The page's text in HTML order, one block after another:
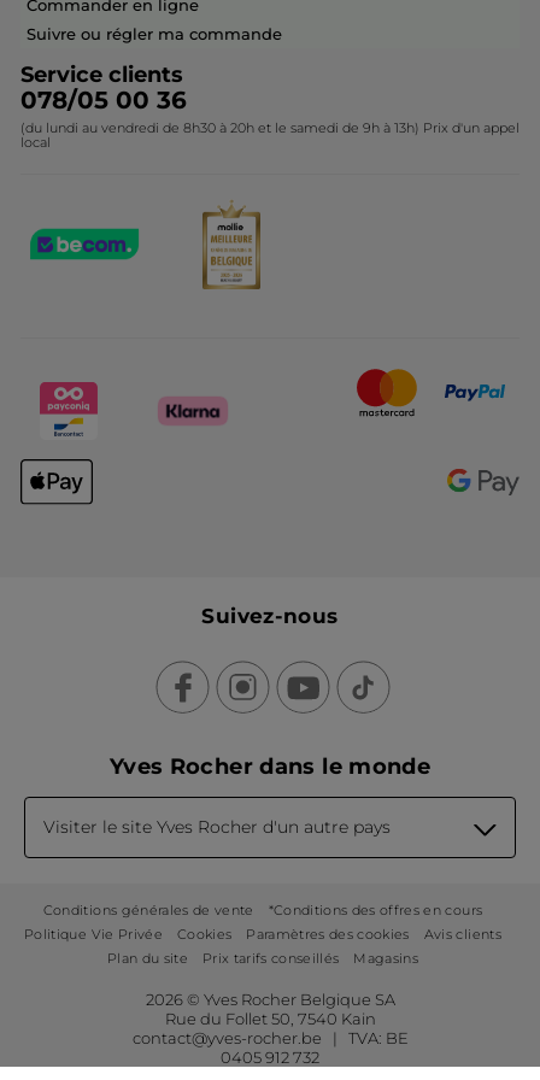
Contactez-nous
Commander en ligne
Suivre ou régler ma commande
Service clients
078/05 00 36
(du lundi au vendredi de 8h30 à 20h et le samedi de 9h à 13h) Prix d'un appel
local
Suivez-nous
Yves Rocher dans le monde
Visiter le site Yves Rocher d'un autre pays
Conditions générales de vente
*Conditions des offres en cours
Politique Vie Privée
Cookies Paramètres des cookies
Avis clients
Plan du site
Prix tarifs conseillés Magasins
2026 © Yves Rocher Belgique SA
Rue du Follet 50, 7540 Kain
contact@yves-rocher.be | TVA: BE
0405 912 732